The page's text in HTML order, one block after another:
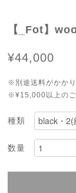
【_Fot】
¥44,000
※別途送料がかかり
※¥15,000以上のご
種類
数量